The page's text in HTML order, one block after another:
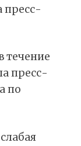
пресс-
течение
пресс-
по